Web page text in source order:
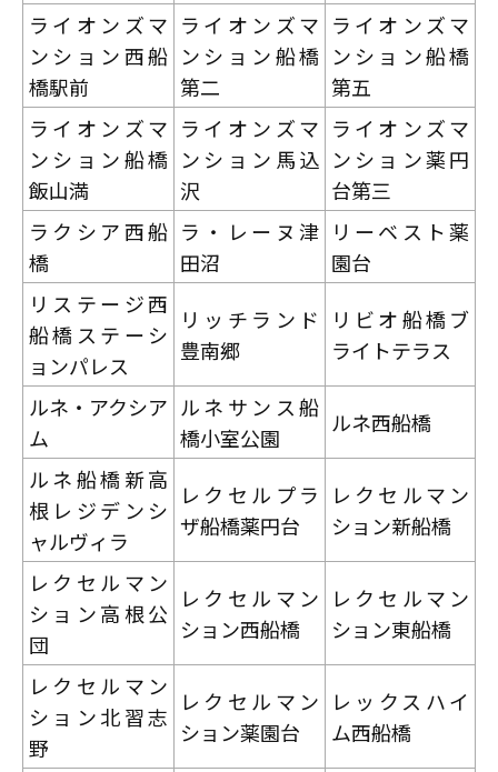
ライオンズマ
ンション西船
橋駅前
ライオンズマ
ンション船橋
第二
ライオンズマ
ンション船橋
第五
ライオンズマ
ンション船橋
飯山満
ライオンズマ
ンション馬込
沢
ライオンズマ
ンション薬円
台第三
ラクシア西船
橋
ラ・レーヌ津
田沼
リーベスト薬
園台
リステージ西
船橋ステーシ
ョンパレス
リッチランド
豊南郷
リビオ船橋ブ
ライトテラス
ルネ・アクシア
ム
ルネサンス船
橋小室公園
ルネ西船橋
ルネ船橋新高
根レジデンシ
ャルヴィラ
レクセルプラ
ザ船橋薬円台
レクセルマン
ション新船橋
レクセルマン
ション高根公
団
レクセルマン
ション西船橋
レクセルマン
ション東船橋
レクセルマン
ション北習志
野
レクセルマン
ション薬園台
レックスハイ
ム西船橋